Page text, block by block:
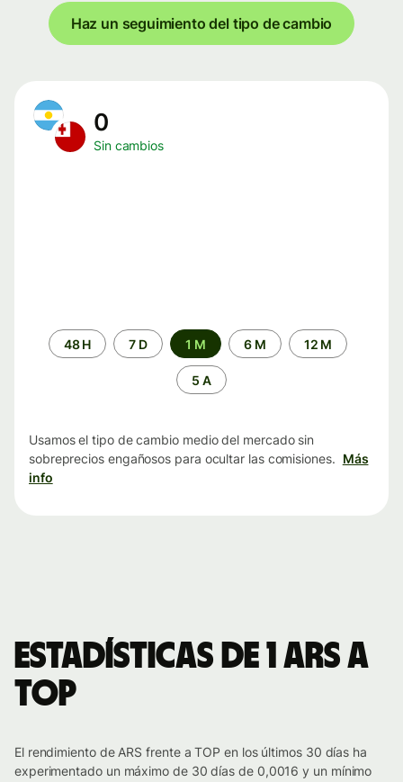
Haz un seguimiento del tipo de cambio
0
Sin cambios
Periodo48 H 7 D 1 M 6 M 12 M
5 A
Usamos el tipo de cambio medio del mercado sin
sobreprecios engañosos para ocultar las comisiones. Más
info
Estadísticas de 1 ARS a
TOP
El rendimiento de ARS frente a TOP en los últimos 30 días ha
experimentado un máximo de 30 días de 0,0016 y un mínimo